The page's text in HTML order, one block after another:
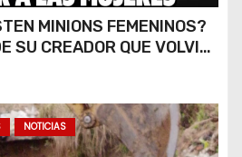
MINIONS FEMENINOS?
SU CREADOR QUE VOLVIÓ
NOTICIAS